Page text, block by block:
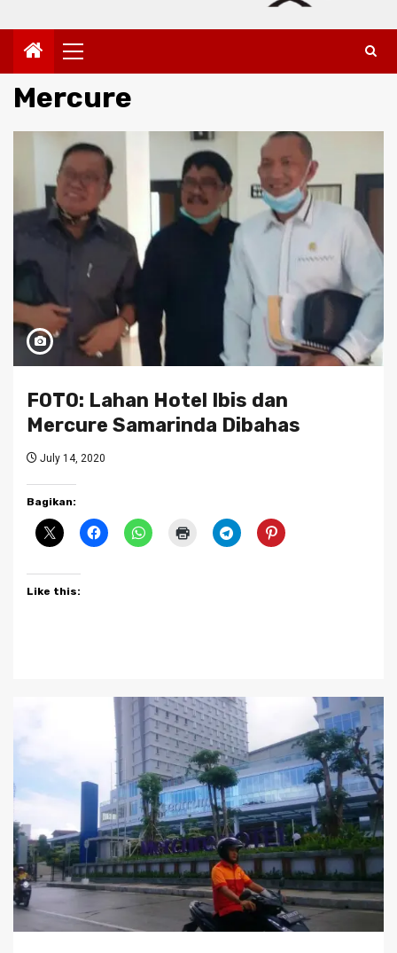
Primary
Menu
Mercure
FOTO: Lahan Hotel Ibis dan
Mercure Samarinda Dibahas
July 14, 2020
Bagikan:
Like this: